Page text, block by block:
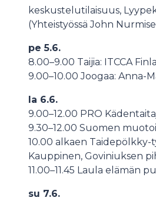
keskustelutilaisuus,
(Yhteistyössä John
pe 5.6.
8.00–9.00 Taijia: ITCCA
9.00–10.00 Joogaa: Anna-
la 6.6.
9.00–12.00 PRO
9.30–12.00 Suomen
10.00 alkaen Taidepölkky-
Kauppinen, Goviniuksen
11.00–11.45 Laula elämän
su 7.6.